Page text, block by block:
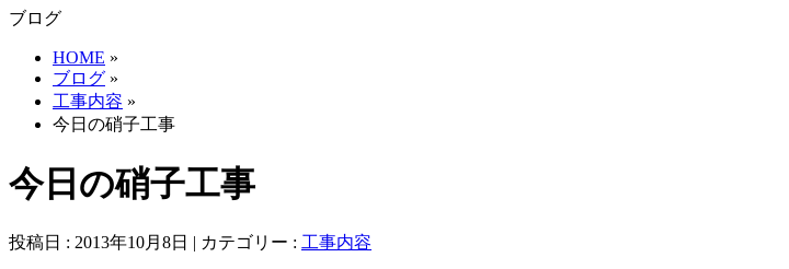
ブログ
HOME »
ブログ »
工事内容 »
今日の硝子工事
今日の硝子工事
投稿日 : 2013年10月8日 | カテゴリー : 工事内容